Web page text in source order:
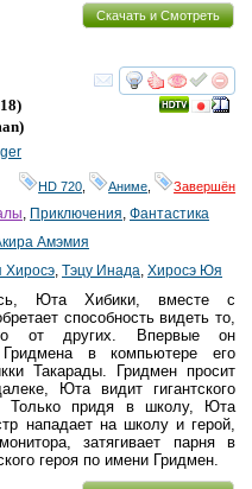
Скачать и Смотреть
смотреть
)
HD 720 Аниме Завершён
Приключения Фантастика
Амэмия
Тэцу Инада Хиросэ Юя
Юта Хибики, вместе с
способность видеть то,
от других. Впервые он
Гридмена в компьютере его
Такарады. Гридмен просит
Юта видит гигантского
Только придя в школу, Юта
нападает на школу и герой,
затягивает парня в
героя по имени Гридмен.